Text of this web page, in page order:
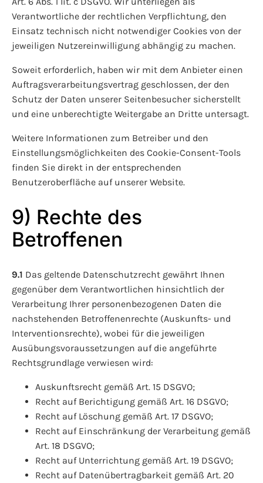
Verantwortliche der rechtlichen Verpflichtung, den
Einsatz technisch nicht notwendiger Cookies von der
jeweiligen Nutzereinwilligung abhängig zu machen.
Soweit erforderlich, haben wir mit dem Anbieter einen
Auftragsverarbeitungsvertrag geschlossen, der den
Schutz der Daten unserer Seitenbesucher sicherstellt
und eine unberechtigte Weitergabe an Dritte untersagt.
Weitere Informationen zum Betreiber und den
Einstellungsmöglichkeiten des Cookie-Consent-Tools
finden Sie direkt in der entsprechenden
Benutzeroberfläche auf unserer Website.
9) Rechte des
Betroffenen
9.1 Das geltende Datenschutzrecht gewährt Ihnen
gegenüber dem Verantwortlichen hinsichtlich der
Verarbeitung Ihrer personenbezogenen Daten die
nachstehenden Betroffenenrechte (Auskunfts- und
Interventionsrechte), wobei für die jeweiligen
Ausübungsvoraussetzungen auf die angeführte
Rechtsgrundlage verwiesen wird:
Auskunftsrecht gemäß Art. 15 DSGVO;
Recht auf Berichtigung gemäß Art. 16 DSGVO;
Recht auf Löschung gemäß Art. 17 DSGVO;
Recht auf Einschränkung der Verarbeitung gemäß
Art. 18 DSGVO;
Recht auf Unterrichtung gemäß Art. 19 DSGVO;
Recht auf Datenübertragbarkeit gemäß Art. 20